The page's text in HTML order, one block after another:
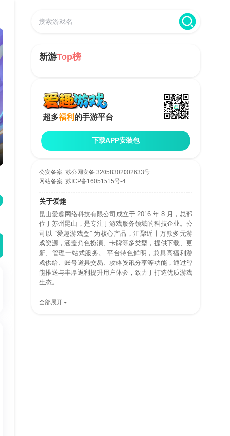
新游Top榜
超多福利 的手游平台
下载APP安装包
公安备案: 苏公网安备 32058302002633号
网站备案: 苏ICP备16051515号-4
关于爱趣
昆山爱趣网络科技有限公司成立于 2016 年 8 月，总部
位于苏州昆山，是专注于游戏服务领域的科技企业。公
司以 “爱趣游戏盒” 为核心产品，汇聚近十万款多元游
戏资源，涵盖角色扮演、卡牌等多类型，提供下载、更
新、管理一站式服务。 平台特色鲜明，兼具高福利游
戏供给、账号道具交易、攻略资讯分享等功能，通过智
能推送与丰厚返利提升用户体验，致力于打造优质游戏
生态。
全部展开